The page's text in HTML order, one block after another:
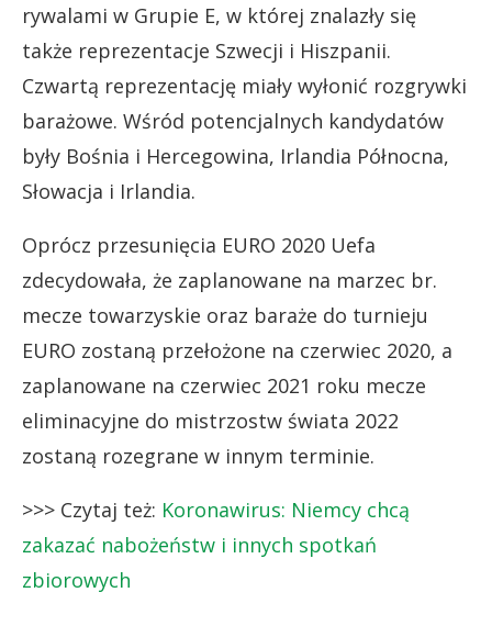
rywalami w Grupie E, w której znalazły się
także reprezentacje Szwecji i Hiszpanii.
Czwartą reprezentację miały wyłonić rozgrywki
barażowe. Wśród potencjalnych kandydatów
były Bośnia i Hercegowina, Irlandia Północna,
Słowacja i Irlandia.
Oprócz przesunięcia EURO 2020 Uefa
zdecydowała, że zaplanowane na marzec br.
mecze towarzyskie oraz baraże do turnieju
EURO zostaną przełożone na czerwiec 2020, a
zaplanowane na czerwiec 2021 roku mecze
eliminacyjne do mistrzostw świata 2022
zostaną rozegrane w innym terminie.
>>> Czytaj też: Koronawirus: Niemcy chcą
zakazać nabożeństw i innych spotkań
zbiorowych